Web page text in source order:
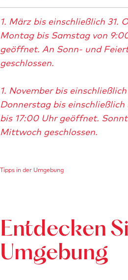
1. März bis einschließlich 31.
Montag bis Samstag von
geöffnet. An Sonn- und
geschlossen.
1. November bis
Donnerstag bis
bis 17:00 Uhr geöffnet.
Mittwoch geschlossen.
Entdecken
Umgebung
Tipps in der Umgebung